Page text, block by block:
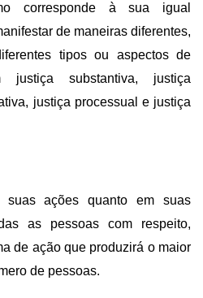
corresponde à sua igual
de maneiras diferentes,
tipos ou aspectos de
justiça substantiva, justiça
justiça processual e justiça
suas ações quanto em suas
as pessoas com respeito,
de ação que produzirá o maior
de pessoas.